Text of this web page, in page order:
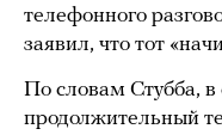
телефонного
заявил, что тот
По словам Стубба, в
продолжительный